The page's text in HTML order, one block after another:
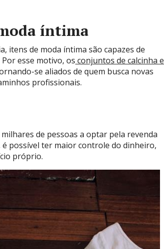
íntima
itens de moda íntima são capazes de
esse motivo, os conjuntos de calcinha e
se aliados de quem busca novas
profissionais.
de pessoas a optar pela revenda
possível ter maior controle do dinheiro,
próprio.